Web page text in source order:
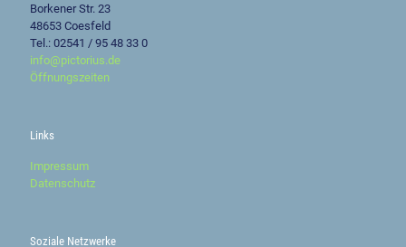
Borkener Str. 23
48653 Coesfeld
Tel.: 02541 / 95 48 33 0
info@pictorius.de
Öffnungszeiten
Links
Impressum
Datenschutz
Soziale Netzwerke